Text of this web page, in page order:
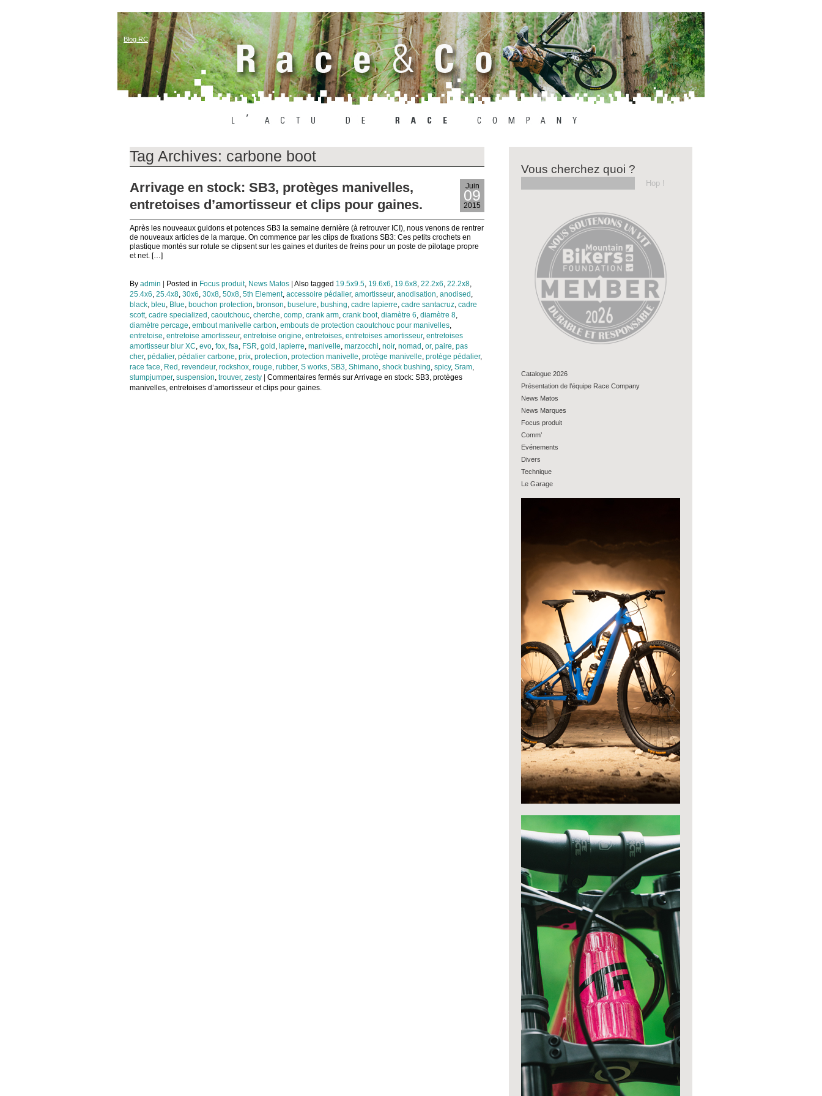
Blog RC
Tag Archives: carbone boot
Juin
09
2015
Arrivage en stock: SB3, protèges manivelles,
entretoises d’amortisseur et clips pour gaines.
Après les nouveaux guidons et potences SB3 la semaine dernière (à retrouver ICI), nous venons de rentrer
de nouveaux articles de la marque. On commence par les clips de fixations SB3: Ces petits crochets en
plastique montés sur rotule se clipsent sur les gaines et durites de freins pour un poste de pilotage propre
et net. […]
By admin Posted in Focus produit, News Matos Also tagged 19.5x9.5, 19.6x6, 19.6x8, 22.2x6, 22.2x8,
25.4x6, 25.4x8, 30x6, 30x8, 50x8, 5th Element, accessoire pédalier, amortisseur, anodisation, anodised ,
black, bleu, Blue, bouchon protection, bronson, buselure, bushing, cadre lapierre, cadre santacruz, cadre
scott, cadre specialized , caoutchouc, cherche, comp, crank arm, crank boot, diamètre 6, diamètre 8,
diamètre percage, embout manivelle carbon, embouts de protection caoutchouc pour manivelles,
entretoise, entretoise amortisseur, entretoise origine, entretoises, entretoises amortisseur, entretoises
amortisseur blur XC, evo, fox, fsa, FSR, gold , lapierre, manivelle, marzocchi, noir, nomad , or, paire, pas
cher, pédalier, pédalier carbone, prix, protection, protection manivelle, protège manivelle, protège pédalier,
race face, Red , revendeur, rockshox, rouge, rubber, S works, SB3, Shimano, shock bushing, spicy, Sram,
stumpjumper, suspension, trouver, zesty Commentaires fermés sur Arrivage en stock: SB3, protèges
manivelles, entretoises d’amortisseur et clips pour gaines.
Vous cherchez quoi ?
Catalogue 2026
Présentation de l’équipe Race Company
News Matos
News Marques
Focus produit
Comm’
Evénements
Divers
Technique
Le Garage